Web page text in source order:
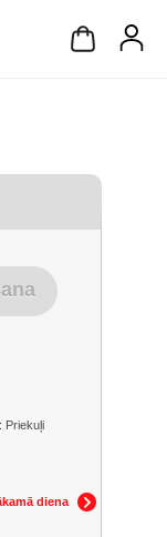
Priekuļi
diena